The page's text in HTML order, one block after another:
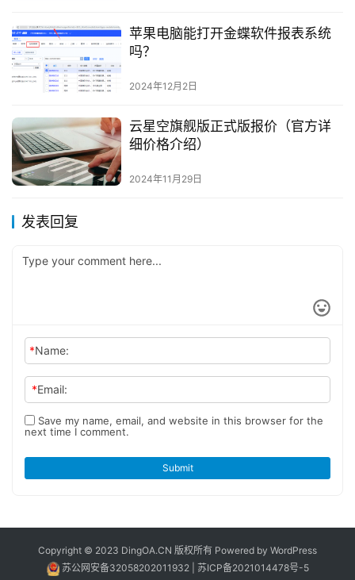
苹果电脑能打开金蝶软件报表系统
吗？
2024年12月2日
云星空旗舰版正式版报价（官方详
细价格介绍）
2024年11月29日
发表回复
*Name:
*Email:
Save my name, email, and website in this browser for the
next time I comment.
Submit
Copyright © 2023 DingOA.CN 版权所有 Powered by WordPress
苏公网安备32058202011932| 苏ICP备2021014478号-5